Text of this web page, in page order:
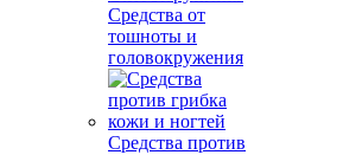
Средства от
тошноты и
головокружения
Средства против